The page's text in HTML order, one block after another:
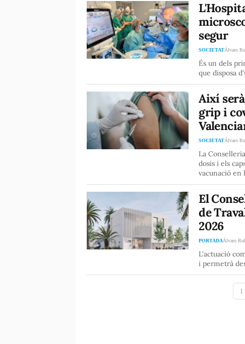
segur
SOCIETATÁlvaro
És un dels
que disposa
Així
grip i
SOCIETATÁlvaro
La
dosis i els
vacunació en
El
de
2026
PORTADAÁlvaro
L'actuació
i permetrà
1